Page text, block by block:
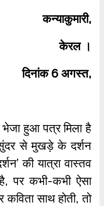
कन्याकुमारी,
केरल ।
दिनांक 6 अगस्त,
भेजा हुआ पत्र मिला है
सुंदर से मुखड़े के दर्शन
की यात्रा वास्तव
पर कभी-कभी ऐसा
साथ होती, तो